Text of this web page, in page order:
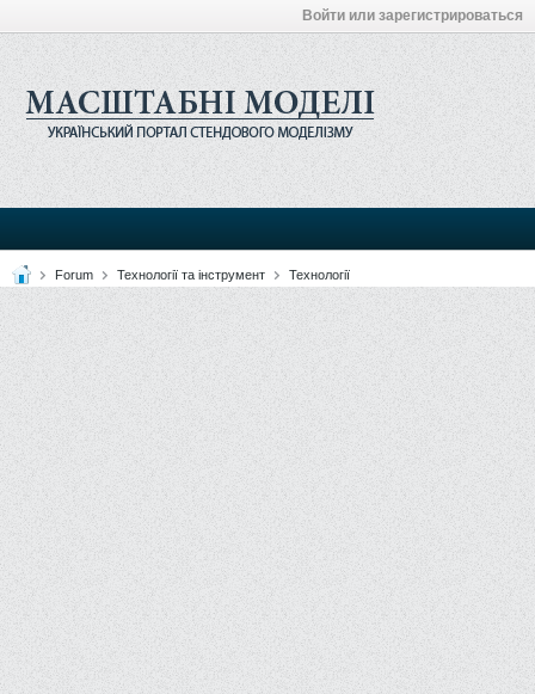
Войти или зарегистрироваться
Forum Технології та інструмент Технології